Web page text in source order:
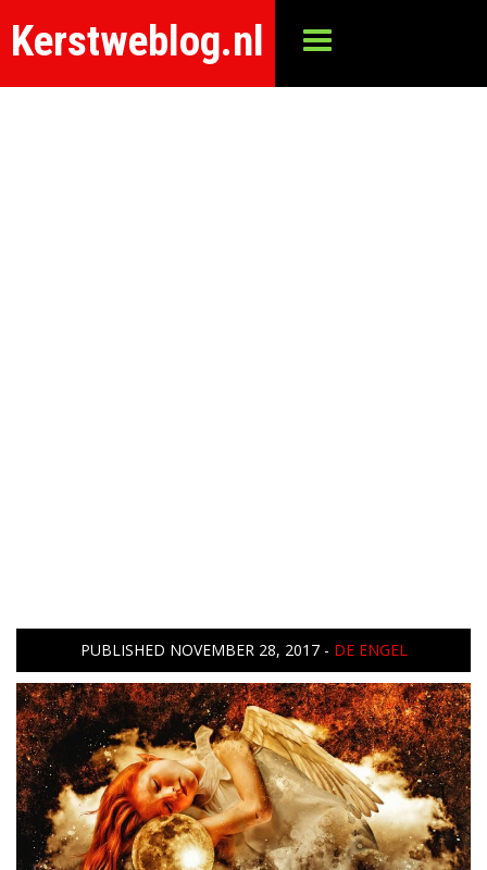
Kerstweblog.nl
PUBLISHED NOVEMBER 28, 2017- DE ENGEL